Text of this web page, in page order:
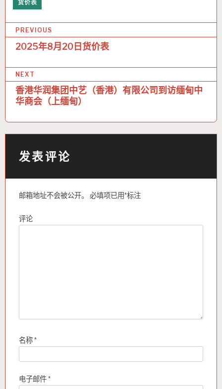
货价表
文
章
导
航
PREVIOUS
2025年8月20日货价表
NEXT
香港华润集团中艺（香港）有限公司到访缅甸中
华商会（上缅甸）
发表评论
邮箱地址不会被公开。 必填项已用*标注
评论
名称*
电子邮件*